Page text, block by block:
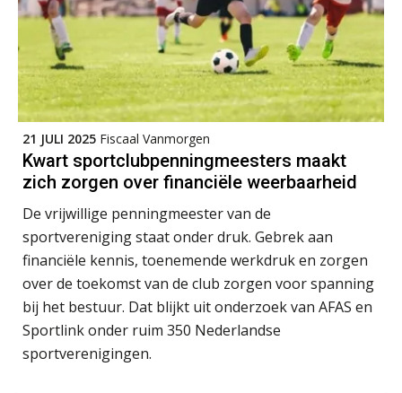
21 JULI 2025 Fiscaal Vanmorgen
Kwart sportclubpenningmeesters maakt
zich zorgen over financiële weerbaarheid
De vrijwillige penningmeester van de
sportvereniging staat onder druk. Gebrek aan
financiële kennis, toenemende werkdruk en zorgen
over de toekomst van de club zorgen voor spanning
bij het bestuur. Dat blijkt uit onderzoek van AFAS en
Sportlink onder ruim 350 Nederlandse
sportverenigingen.
Koert van Loon
Peter Kerkhof
Ron Mulder